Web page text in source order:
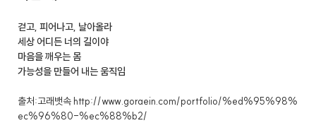
걷고, 피어나고, 날아올라
세상 어디든 너의 길이야
마음을 깨우는 몸
가능성을 만들어 내는 움직임
출처:고래뱃속 http://www.goraein.com/portfolio/%ed%95%98%
ec%96%80-%ec%88%b2/